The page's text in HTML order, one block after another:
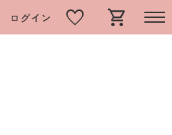
ログイン favorite shopping_cart